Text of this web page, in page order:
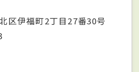
区伊福町2丁目27番30号